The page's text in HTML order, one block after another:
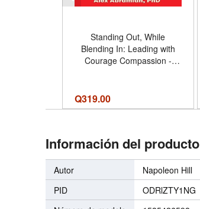
Standing Out, While
Blending In: Leading with
Courage Compassion -
Q319.00
Información del producto
Autor
Napoleon Hill
PID
ODRlZTY1NG